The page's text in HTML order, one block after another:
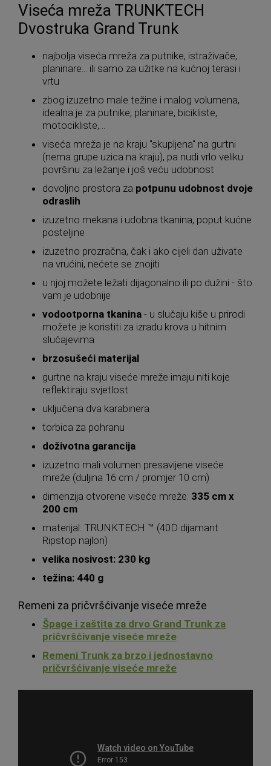
Viseća mreža TRUNKTECH
Dvostruka Grand Trunk
najbolja viseća mreža za putnike, istraživače,
planinare... ili samo za užitke na kućnoj terasi i
vrtu
zbog izuzetno male težine i malog volumena,
idealna je za putnike, planinare, bicikliste,
motocikliste,…
viseća mreža je na kraju "skupljena" na gurtni
(nema grupe uzica na kraju), pa nudi vrlo veliku
površinu za ležanje i još veću udobnost
dovoljno prostora za potpunu udobnost dvoje
odraslih
izuzetno mekana i udobna tkanina, poput kućne
posteljine
izuzetno prozračna, čak i ako cijeli dan uživate
na vrućini, nećete se znojiti
u njoj možete ležati dijagonalno ili po dužini - što
vam je udobnije
vodootporna tkanina - u slučaju kiše u prirodi
možete je koristiti za izradu krova u hitnim
slučajevima
brzosušeći materijal
gurtne na kraju viseće mreže imaju niti koje
reflektiraju svjetlost
uključena dva karabinera
torbica za pohranu
doživotna garancija
izuzetno mali volumen presavijene viseće
mreže (duljina 16 cm / promjer 10 cm)
dimenzija otvorene viseće mreže: 335 cm x
200 cm
materijal: TRUNKTECH ™ (40D dijamant
Ripstop najlon)
velika nosivost: 230 kg
težina: 440 g
Remeni za pričvršćivanje viseće mreže
Špage i zaštita za drvo Grand Trunk za
pričvršćivanje viseće mreže
Remeni Trunk za brzo i jednostavno
pričvršćivanje viseće mreže